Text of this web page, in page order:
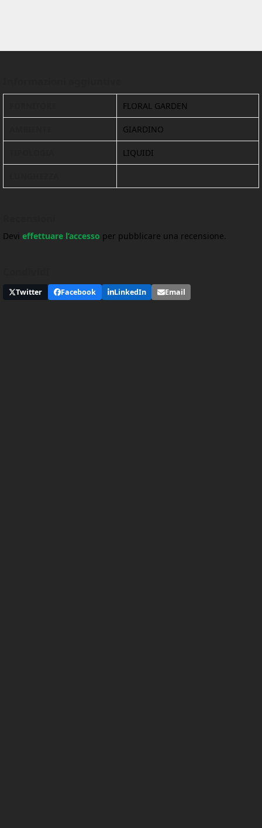
FLORAL GARDEN
GIARDINO
LIQUIDI
Devi effettuare l’accesso per pubblicare una recensione.
Twitter Facebook LinkedIn Email